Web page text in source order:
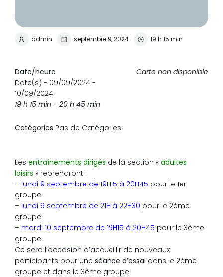
admin septembre 9, 2024 19 h 15 min
Carte non disponible
Date/heure
Date(s) - 09/09/2024 -
10/09/2024
19 h 15 min - 20 h 45 min
Catégories Pas de Catégories
Les entraînements dirigés de la section « adultes
loisirs » reprendront :
– lundi 9 septembre de 19H15 à 20H45 pour le 1er
groupe
– lundi 9 septembre de 21H à 22H30 pour le 2ème
groupe
– mardi 10 septembre de 19H15 à 20H45 pour le 3ème
groupe.
Ce sera l’occasion d’accueillir de nouveaux
participants pour une séance d’essai dans le 2ème
groupe et dans le 3ème groupe.